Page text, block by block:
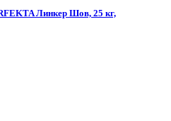
Линкер Шов, 25 кг,